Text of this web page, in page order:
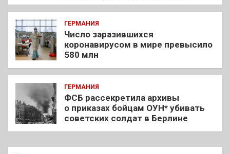
ГЕРМАНИЯ
Число заразившихся
коронавирусом в мире превысило
580 млн
ГЕРМАНИЯ
ФСБ рассекретила архивы
о приказах бойцам ОУН* убивать
советских солдат в Берлине